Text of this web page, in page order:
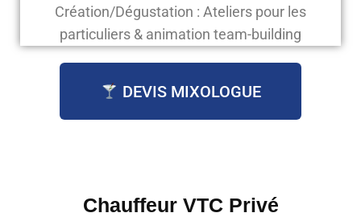
Création/Dégustation : Ateliers pour les
particuliers & animation team-building
DEVIS MIXOLOGUE
Chauffeur VTC Privé